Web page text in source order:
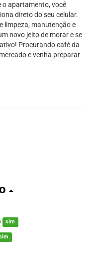
o apartamento, você
direto do seu celular.
limpeza, manutenção e
novo jeito de morar e se
Procurando café da
e venha preparar
sim